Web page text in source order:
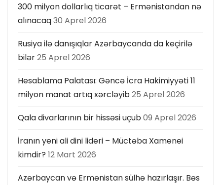
300 milyon dollarlıq ticarət – Ermənistandan nə
alınacaq30 Aprel 2026
Rusiya ilə danışıqlar Azərbaycanda da keçirilə
bilər25 Aprel 2026
Hesablama Palatası: Gəncə İcra Hakimiyyəti 11
milyon manat artıq xərcləyib25 Aprel 2026
Qala divarlarının bir hissəsi uçub09 Aprel 2026
İranın yeni ali dini lideri – Müctəba Xamenei
kimdir? 12 Mart 2026
Azərbaycan və Ermənistan sülhə hazırlaşır. Bəs